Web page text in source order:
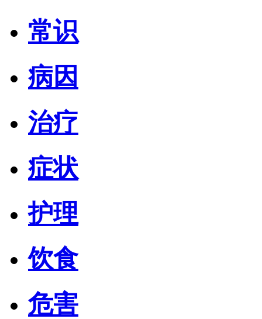
常识
病因
治疗
症状
护理
饮食
危害